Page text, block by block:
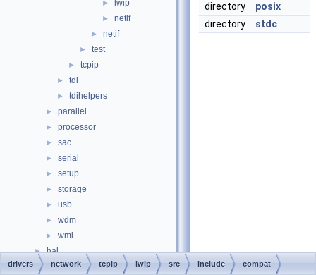
► lwip
► netif
► netif
► test
► tcpip
► tdi
► tdihelpers
► parallel
► processor
► sac
► serial
► setup
► storage
► usb
► wdm
► wmi
► hal
► media
directory
posix
directory
stdc
drivers network tcpip lwip src include compat